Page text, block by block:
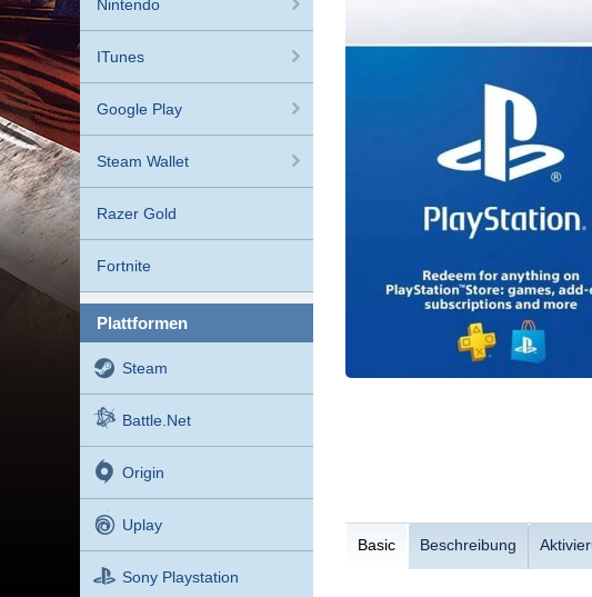
Nintendo
ITunes
Google Play
Steam Wallet
Razer Gold
Fortnite
plattformen
Steam
Battle.net
Origin
Uplay
Sony Playstation
Basic Beschreibung